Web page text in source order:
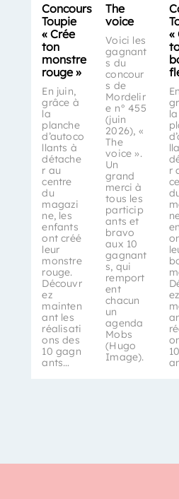
Concours
Toupie
« Crée
ton
monstre
rouge »
En juin,
grâce à
la
planche
d’autoco
llants à
détache
r au
centre
du
magazi
ne, les
enfants
ont créé
leur
monstre
rouge.
Découvr
ez
mainten
ant les
réalisati
ons des
10 gagn
ants…
The
voice
Voici les
gagnant
s du
concour
s de
Mordelir
e n° 455
(juin
2026), «
The
voice ».
Un
grand
merci à
tous les
particip
ants et
bravo
aux 10
gagnant
s, qui
remport
ent
chacun
un
agenda
Mobs
(Hugo
Image).
«
la
r
ez